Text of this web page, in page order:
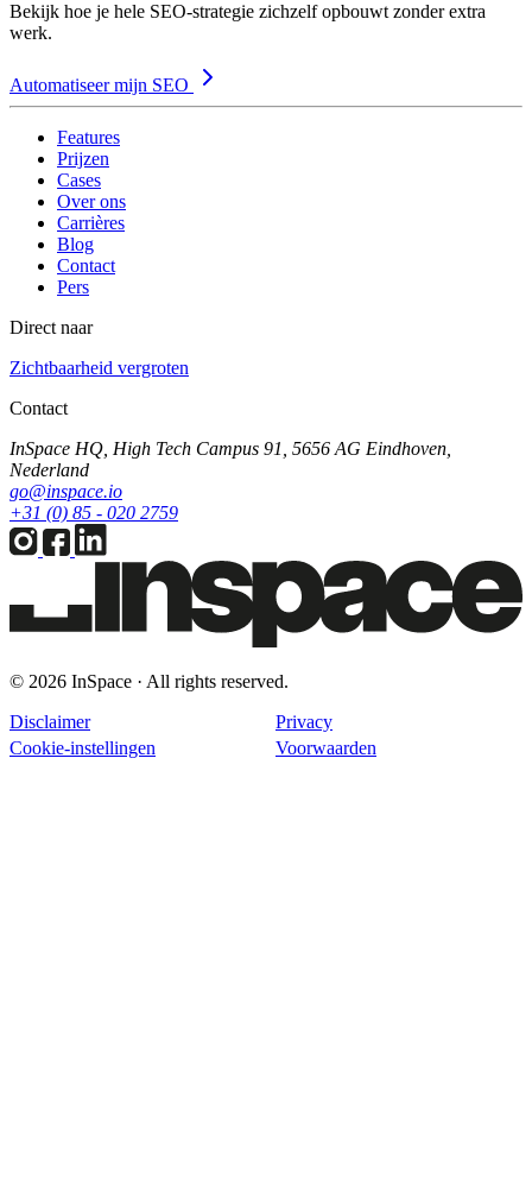
Bekijk hoe je hele SEO-strategie zichzelf opbouwt zonder extra
werk.
Automatiseer mijn SEO
Features
Prijzen
Cases
Over ons
Carrières
Blog
Contact
Pers
Direct naar
Zichtbaarheid vergroten
Contact
InSpace HQ, High Tech Campus 91, 5656 AG Eindhoven,
Nederland
go@inspace.io
+31 (0) 85 - 020 2759
© 2026 InSpace · All rights reserved.
Disclaimer
Privacy
Cookie-instellingen
Voorwaarden